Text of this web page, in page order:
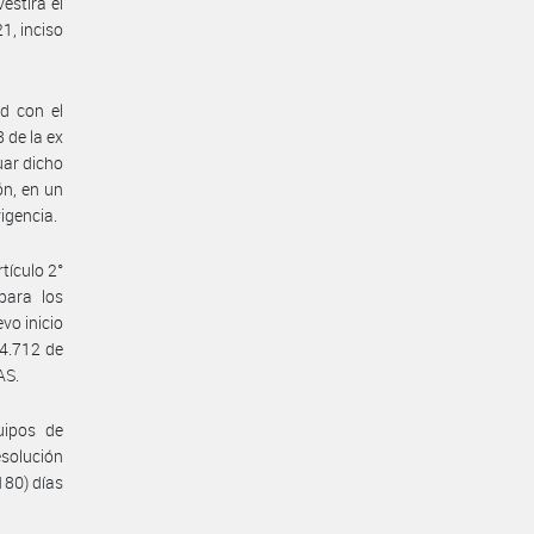
inciso
con el
de la ex
dicho
en un
2°
los
inicio
de
de
días